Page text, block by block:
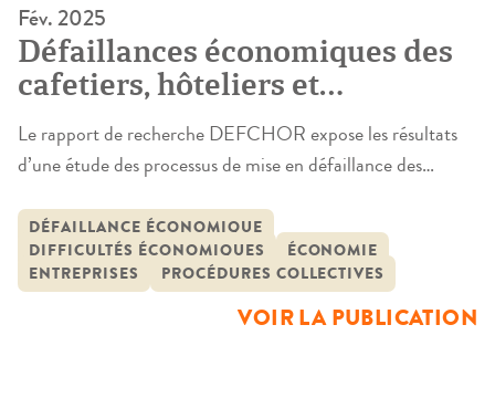
Fév. 2025
Défaillances économiques des
cafetiers, hôteliers et
restaurateurs : prises en charge
institutionnelles et
conséquences biographiques
Le rapport de recherche DEFCHOR expose les résultats
d’une étude des processus de mise en défaillance des
acteurs institutionnels (administratifs, juridictionnels,
professionnels et associatifs) en charge du travail de
prévention et de traitement des difficultés, d’autre part, les
perceptions des situations et les ressources mobilisées […]
DÉFAILLANCE ÉCONOMIQUE
DIFFICULTÉS ÉCONOMIQUES
ÉCONOMIE
ENTREPRISES
PROCÉDURES COLLECTIVES
VOIR LA PUBLICATION